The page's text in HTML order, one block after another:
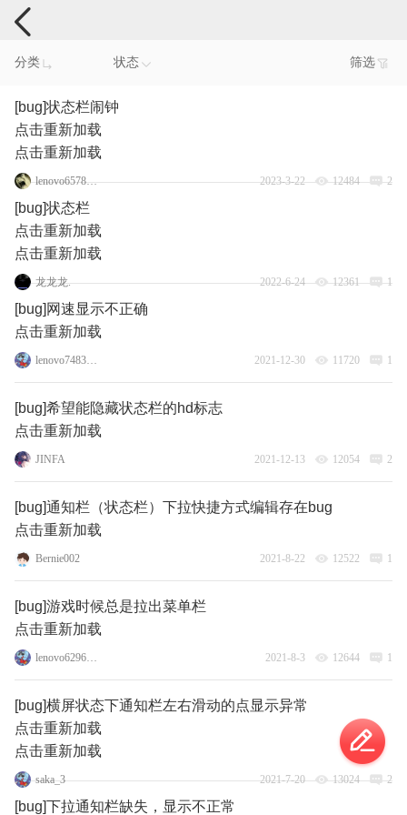
手机反馈
分类 状态 筛选
[bug]状态栏闹钟
点击重新加载
点击重新加载
lenovo65781124 2023-3-22 12484 2
[bug]状态栏
点击重新加载
点击重新加载
龙龙龙. 2022-6-24 12361 1
[bug]网速显示不正确
点击重新加载
lenovo74838969 2021-12-30 11720 1
[bug]希望能隐藏状态栏的hd标志
点击重新加载
JINFA 2021-12-13 12054 2
[bug]通知栏（状态栏）下拉快捷方式编辑存在bug
点击重新加载
Bernie002 2021-8-22 12522 1
[bug]游戏时候总是拉出菜单栏
点击重新加载
lenovo62966620 2021-8-3 12644 1
[bug]横屏状态下通知栏左右滑动的点显示异常
点击重新加载
点击重新加载
saka_3 2021-7-20 13024 2
[bug]下拉通知栏缺失，显示不正常